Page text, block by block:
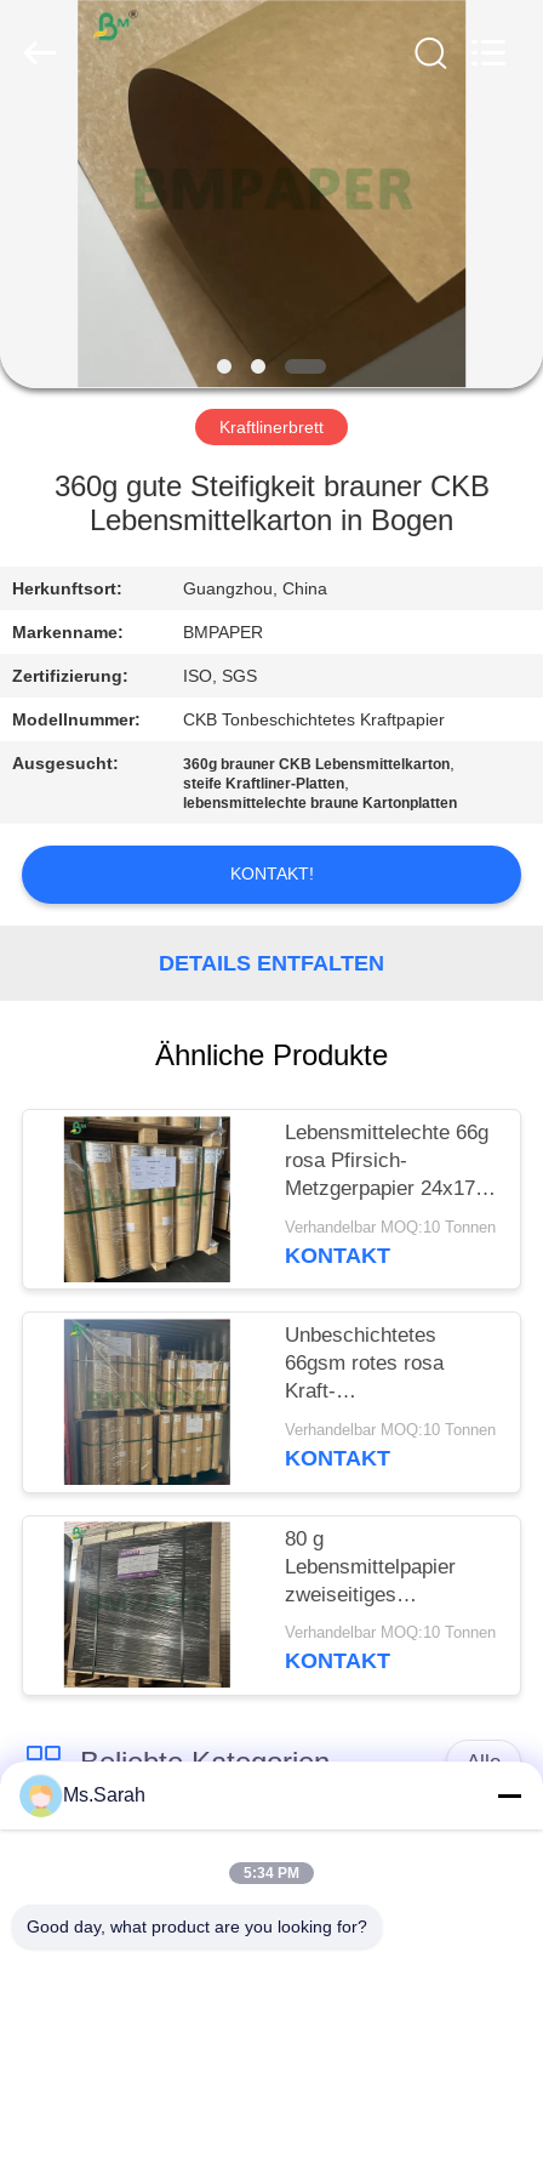
HAUS
PRODUKTE
FABRIK-
QUALITÄTSKONTROLLE
TRETEN
SIE
MIT
UNS
IN
VERBINDUNG
NACHRICHTEN
POLICY
Kraftlinerbrett
360g gute Steifigkeit brauner CKB
Lebensmittelkarton in Bogen
Herkunftsort: Guangzhou, China
Markenname: BMPAPER
Zertifizierung: ISO, SGS
Modellnummer: CKB Tonbeschichtetes Kraftpapier
Ausgesucht: 360g brauner CKB Lebensmittelkarton,
steife Kraftliner-Platten,
lebensmittelechte braune Kartonplatten
KONTAKT!
DETAILS ENTFALTEN
Ähnliche Produkte
Lebensmittelechte 66g
rosa Pfirsich-
Metzgerpapier 24x175'
FDA-zugelassen
Verhandelbar MOQ:10 Tonnen
KONTAKT
Unbeschichtetes
66gsm rotes rosa
Kraft-
Fleischwickelpapier
zum Räuchern von
Verhandelbar MOQ:10 Tonnen
KONTAKT
80 g
Lebensmittelpapier
zweiseitiges
schwarzes Kraftpapier
für
Verhandelbar MOQ:10 Tonnen
KONTAKT
Beliebte Kategorien Alle
Kraftpapierrolle
Ms.Sarah
5:34 PM
Good day, what product are you looking for?